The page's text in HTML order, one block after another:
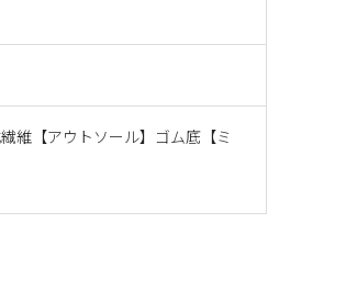
維【アウトソール】ゴム底【ミ